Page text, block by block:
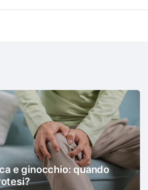
e ginocchio: quando